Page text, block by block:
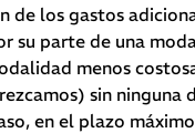
de los gastos
su parte de una
menos
sin ninguna
en el plazo